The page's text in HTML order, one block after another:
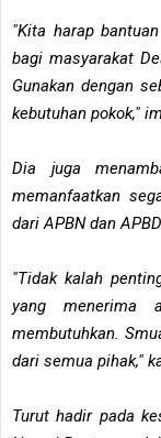
"Kita harap
bagi masyarakat
Gunakan dengan
kebutuhan pokok,"
Dia juga
memanfaatkan
dari APBN dan
"Tidak kalah
yang menerima
membutuhkan.
dari semua pihak,"
Turut hadir pada